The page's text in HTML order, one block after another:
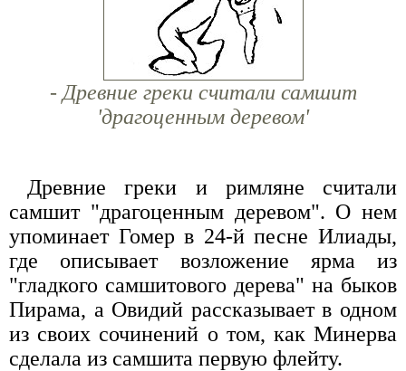
- Древние греки считали самшит
'драгоценным деревом'
Древние греки и римляне считали
самшит "драгоценным деревом". О нем
упоминает Гомер в 24-й песне Илиады,
где описывает возложение ярма из
"гладкого самшитового дерева" на быков
Пирама, а Овидий рассказывает в одном
из своих сочинений о том, как Минерва
сделала из самшита первую флейту.